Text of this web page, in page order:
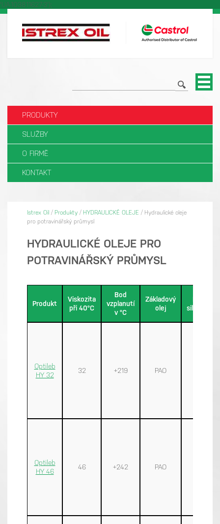
'UA-103811627-3');
PRODUKTY
SLUŽBY
O FIRMĚ
KONTAKT
Istrex Oil / Produkty / HYDRAULICKÉ OLEJE / Hydraulické oleje
pro potravinářský průmysl
HYDRAULICKÉ OLEJE PRO
POTRAVINÁŘSKÝ PRŮMYSL
Produkt
Viskozita
při 40°C
Bod
vzplanutí
v °C
Základový
olej
silikonu
Optileb
HY 32
32 +219 PAO
Optileb
HY 46
46 +242 PAO